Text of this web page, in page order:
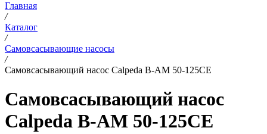
Главная
/
Каталог
/
Самовсасывающие насосы
/
Самовсасывающий насос Calpeda B-AM 50-125CE
Самовсасывающий насос
Calpeda B-AM 50-125CE